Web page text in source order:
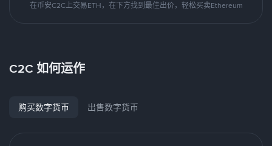
在币安C2C上交易ETH，在下方找到最佳出价，轻松买卖Ethereum
C2C 如何运作
购买数字货币 出售数字货币